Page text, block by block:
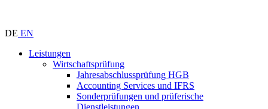
DE EN
Leistungen
Wirtschaftsprüfung
Jahresabschlussprüfung HGB
Accounting Services und IFRS
Sonderprüfungen und prüferische